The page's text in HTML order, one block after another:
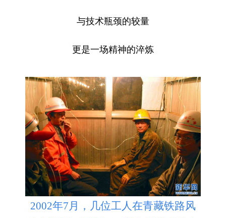
与技术瓶颈的较量
更是一场精神的淬炼
2002年7月，几位工人在青藏铁路风